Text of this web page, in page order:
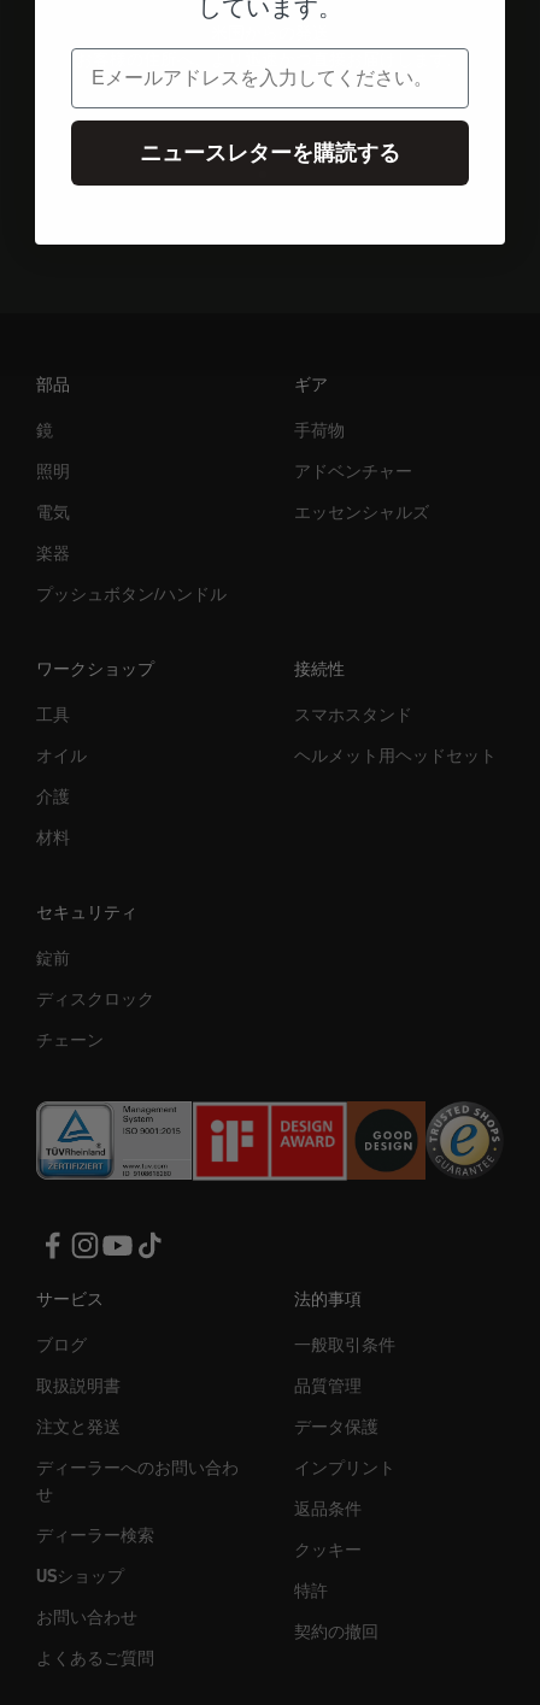
エレメント1へ
エレメント2へ
エレメント3へ
部品
鏡
照明
電気
楽器
プッシュボタン/ハンドル
ギア
手荷物
アドベンチャー
エッセンシャルズ
ワークショップ
工具
オイル
介護
材料
接続性
スマホスタンド
ヘルメット用ヘッドセット
セキュリティ
錠前
ディスクロック
チェーン
サービス
ブログ
取扱説明書
注文と発送
ディーラーへのお問い合わ
せ
ディーラー検索
USショップ
お問い合わせ
よくあるご質問
法的事項
一般取引条件
品質管理
データ保護
インプリント
返品条件
クッキー
特許
契約の撤回
しています。
電子メール
ニュースレターを購読する